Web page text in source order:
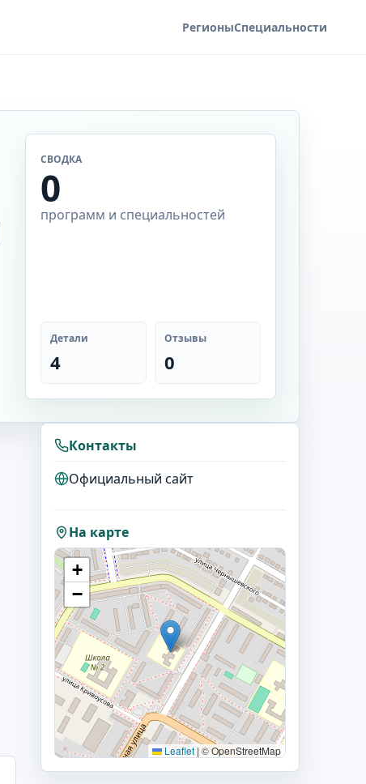
РегионыСпециальности
СВОДКА
0
программ и специальностей
Детали
4
Отзывы
0
Контакты
Официальный сайт
На карте
+
−
Leaflet | © OpenStreetMap